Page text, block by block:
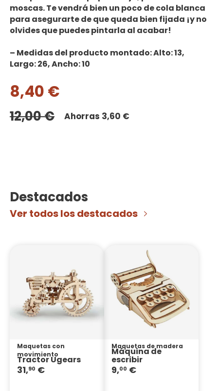
moscas. Te vendrá bien un poco decola blanca
para asegurarte de que queda bien fijada ¡y no
olvides quepuedes pintarla al acabar!
– Medidas del producto montado: Alto: 13,
Largo: 26, Ancho: 10
8,40 €
12,00€ Ahorras 3,60 €
Destacados
Ver todos los destacados
Maquetas con
movimiento
Tractor Ugears
31,90 €
Maquetas de madera
Máquina de
escribir
9,00 €